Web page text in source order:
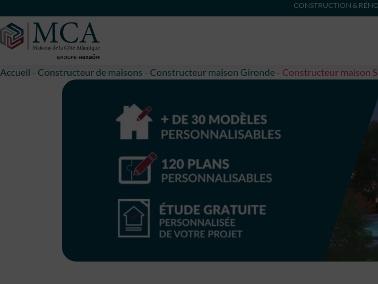
CONSTRUCTION &
Accueil - Constructeur de maisons - Constructeur maison Gironde - Constructeur maison